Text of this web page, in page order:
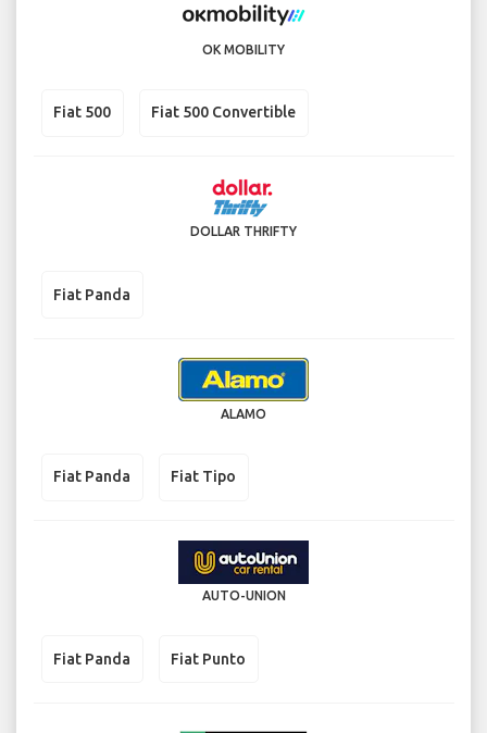
OK MOBILITY
Fiat 500 Fiat 500 Convertible
DOLLAR THRIFTY
Fiat Panda
ALAMO
Fiat Panda Fiat Tipo
AUTO-UNION
Fiat Panda Fiat Punto